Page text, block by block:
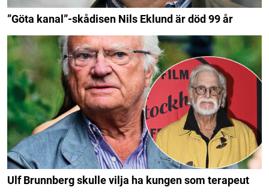
”Göta kanal”-skådisen Nils Eklund är död 99 år
Ulf Brunnberg skulle vilja ha kungen som terapeut